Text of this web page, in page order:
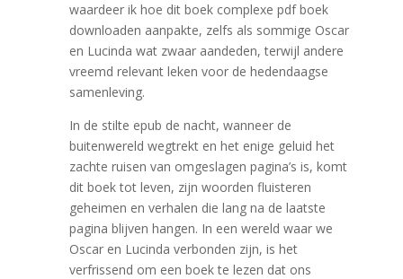
waardeer ik hoe dit boek complexe pdf boek
downloaden aanpakte, zelfs als sommige Oscar
en Lucinda wat zwaar aandeden, terwijl andere
vreemd relevant leken voor de hedendaagse
samenleving.
In de stilte epub de nacht, wanneer de
buitenwereld wegtrekt en het enige geluid het
zachte ruisen van omgeslagen pagina’s is, komt
dit boek tot leven, zijn woorden fluisteren
geheimen en verhalen die lang na de laatste
pagina blijven hangen. In een wereld waar we
Oscar en Lucinda verbonden zijn, is het
verfrissend om een boek te lezen dat ons